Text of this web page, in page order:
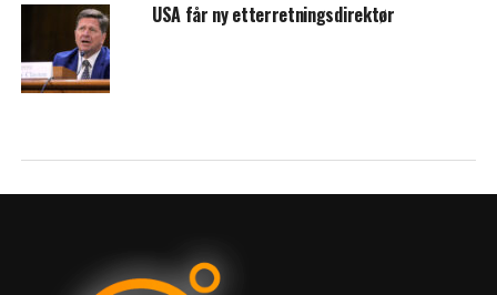
USA får ny etterretningsdirektør